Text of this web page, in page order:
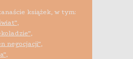
książek, w tym:
,
,
negocjacji”,
,